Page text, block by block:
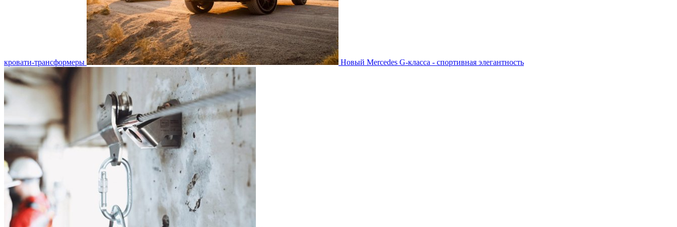
кровати-трансформеры Новый Mercedes G-класса - спортивная элегантность